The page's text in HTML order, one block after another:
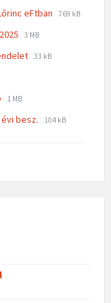
eFtban File
File
769 kB
File
pdf
File
3 MB
File
File
33 kB
File
pdf
File
1 MB
évi besz.
File
File
104 kB